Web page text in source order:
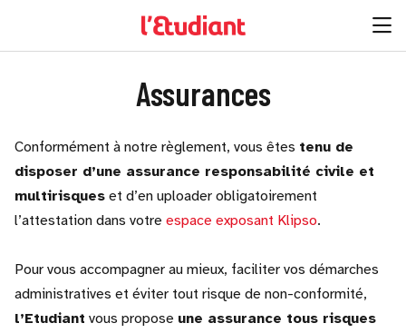
Assurances
Conformément à notre règlement, vous êtes tenu de
disposer d’une assurance responsabilité civile et
multirisques et d’en uploader obligatoirement
l’attestation dans votre espace exposant Klipso.
Pour vous accompagner au mieux, faciliter vos démarches
administratives et éviter tout risque de non-conformité,
l’Etudiant vous propose une assurance tous risques